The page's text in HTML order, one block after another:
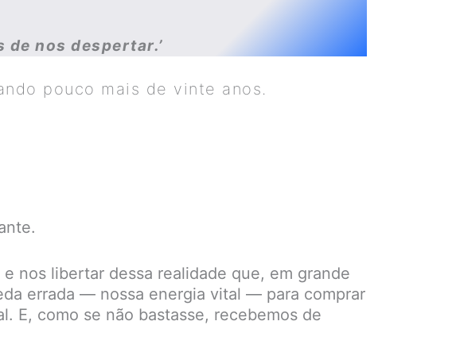
de nos despertar.’
pouco mais de vinte anos.
nos libertar dessa realidade que, em grande
errada — nossa energia vital — para comprar
E, como se não bastasse, recebemos de